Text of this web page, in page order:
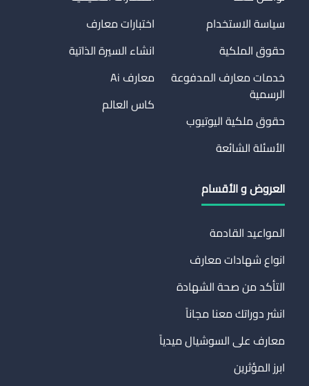
سياسة الاستخدام
حقوق الملكية
خدمات معارف المدفوعة
الرسمية
حقوق ملكية اليوتيوب
الأسئلة الشائعة
اختبارات معارف
انشاء السيرة الذاتية
معارف Ai
كاس العالم
العروض و الأقسام
المواعيد القادمة
انواع شهادات معارف
التأكد من صحة الشهادة
انشر دوراتك معنا مجاناً
معارف على السوشيال ميدياً
ابرز المؤثرين